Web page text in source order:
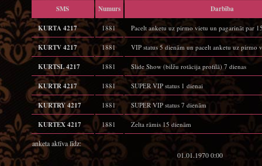
SMS Numurs Darbība
KURTA 4217 1881 Pacelt anketu uz pirmo vietu un pagarināt par
KURTV 4217 1881 VIP status 5 dienām un pacelt anketu uz pirmo
KURTSL 4217 1881 Slide Show (bilžu rotācija profilā) 7 dienas
KURTR 4217 1881 SUPER VIP status 1 dienai
KURTRY 4217 1881 SUPER VIP status 7 dienām
KURTEX 4217 1881 Zelta rāmis 15 dienām
anketa aktīva līdz:
01.01.1970 0:00